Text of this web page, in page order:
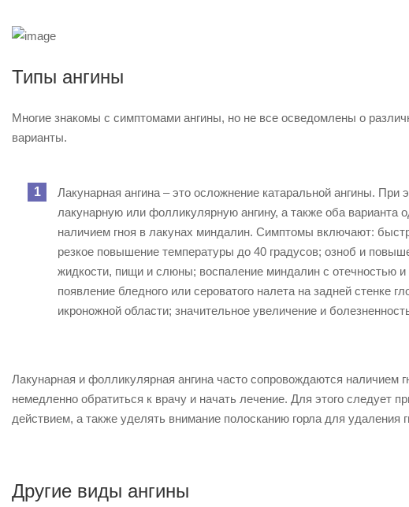
Типы ангины
Многие знакомы с симптомами ангины, но не все осведомлены о
варианты.
Лакунарная ангина – это осложнение катаральной ангины.
лакунарную или фолликулярную ангину, а также оба варианта
наличием гноя в лакунах миндалин. Симптомы включают:
резкое повышение температуры до 40 градусов; озноб и
жидкости, пищи и слюны; воспаление миндалин с отечностью
появление бледного или сероватого налета на задней
икроножной области; значительное увеличение и
Лакунарная и фолликулярная ангина часто сопровождаются наличием
немедленно обратиться к врачу и начать лечение. Для этого следует
действием, а также уделять внимание полосканию горла для удаления
Другие виды ангины